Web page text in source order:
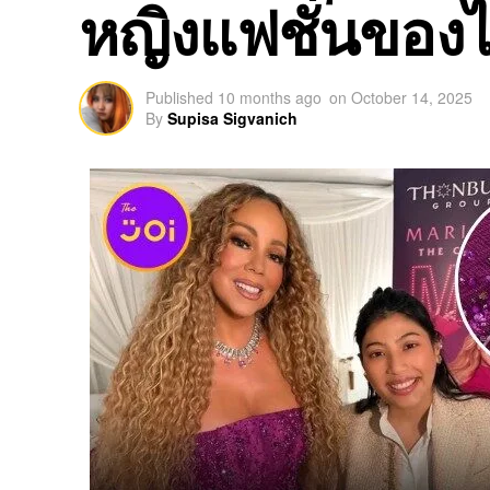
หญิงแฟชั่นของ
Published 10 months ago on October 14, 2025
By Supisa Sigvanich